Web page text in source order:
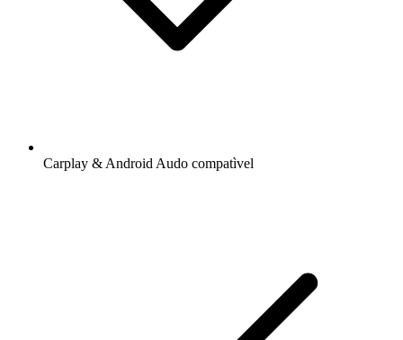
Carplay & Android Audo compatìvel